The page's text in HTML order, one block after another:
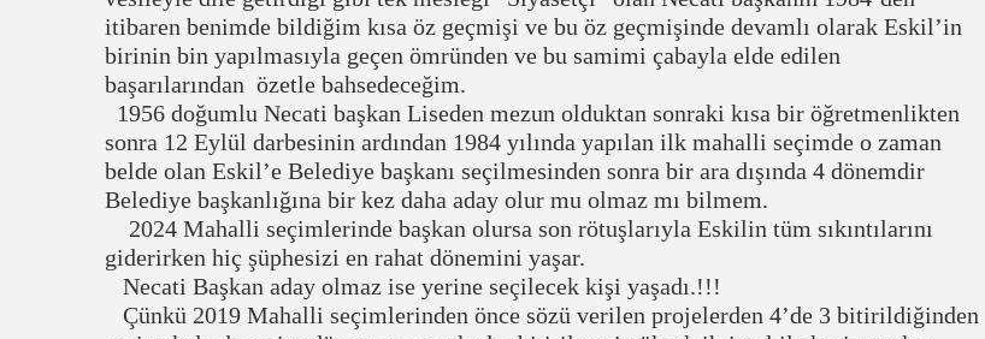
itibaren benimde bildiğim kısa öz geçmişi ve bu öz geçmişinde devamlı olarak Eskil’in
birinin bin yapılmasıyla geçen ömründen ve bu samimi çabayla elde edilen
başarılarından özetle bahsedeceğim.
1956 doğumlu Necati başkan Liseden mezun olduktan sonraki kısa bir öğretmenlikten
sonra 12 Eylül darbesinin ardından 1984 yılında yapılan ilk mahalli seçimde o zaman
belde olan Eskil’e Belediye başkanı seçilmesinden sonra bir ara dışında 4 dönemdir
Belediye başkanlığına bir kez daha aday olur mu olmaz mı bilmem.
2024 Mahalli seçimlerinde başkan olursa son rötuşlarıyla Eskilin tüm sıkıntılarını
giderirken hiç şüphesizi en rahat dönemini yaşar.
Necati Başkan aday olmaz ise yerine seçilecek kişi yaşadı.!!!
Çünkü 2019 Mahalli seçimlerinden önce sözü verilen projelerden 4’de 3 bitirildiğinden